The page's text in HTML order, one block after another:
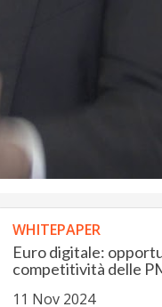
WHITEPAPER
Euro digitale:
competitività delle
11 Nov 2024